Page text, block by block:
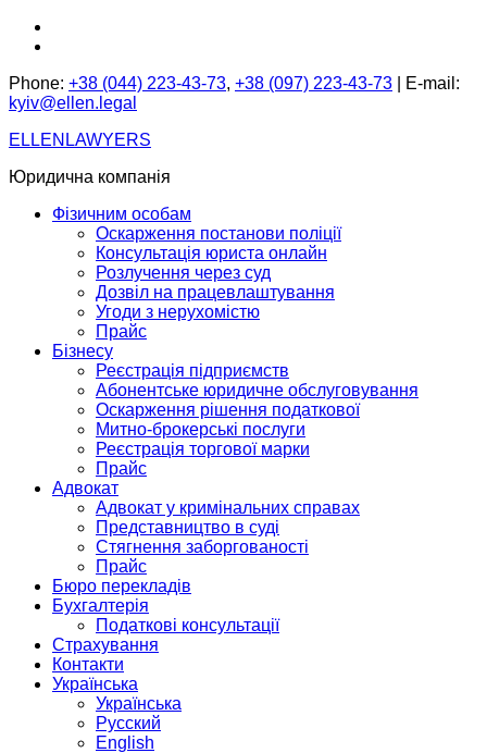
Перейти
Phone: +38 (044) 223-43-73, +38 (097) 223-43-73 | E-mail:
kyiv@ellen.legal
ELLENLAWYERS
Юридична компанія
Фізичним особам
Оскарження постанови поліції
Консультація юриста онлайн
Розлучення через суд
Дозвіл на працевлаштування
Угоди з нерухомістю
Прайс
Бізнесу
Реєстрація підприємств
Абонентське юридичне обслуговування
Оскарження рішення податкової
Митно-брокерські послуги
Реєстрація торгової марки
Прайс
Адвокат
Адвокат у кримінальних справах
Представництво в суді
Стягнення заборгованості
Прайс
Бюро перекладів
Бухгалтерія
Податкові консультації
Страхування
Контакти
Українська
Українська
Русский
English